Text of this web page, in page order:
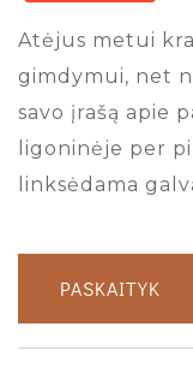
Atėjus metui
gimdymui, net
savo įrašą apie
ligoninėje per
linksėdama
PASKAITYK